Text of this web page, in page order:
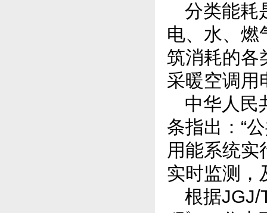
分类能耗
电、水、燃
筑消耗的各
采暖空调用
中华人民
条指出：“
用能系统实
实时监测，
根据JGJ/